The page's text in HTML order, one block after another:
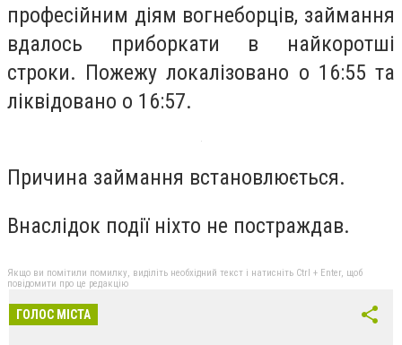
професійним діям вогнеборців, займання
вдалось приборкати в найкоротші
строки. Пожежу локалізовано о 16:55 та
ліквідовано о 16:57.
Причина займання встановлюється.
Внаслідок події ніхто не постраждав.
Якщо ви помітили помилку, виділіть необхідний текст і натисніть Ctrl + Enter, щоб
повідомити про це редакцію
ГОЛОС МІСТА